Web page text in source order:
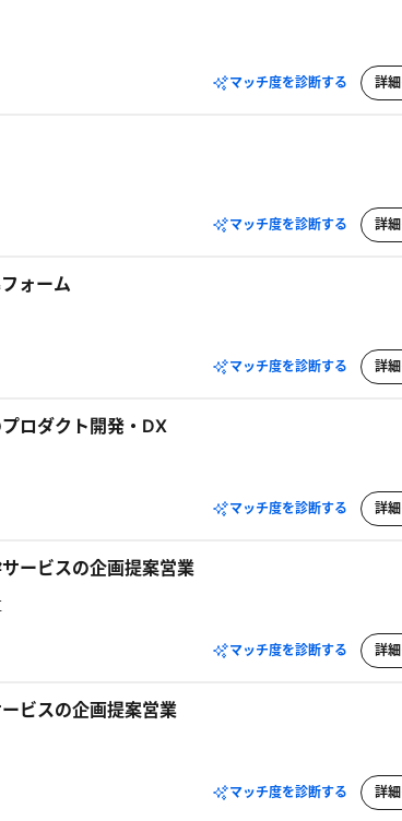
マッチ度を診断する 詳
マッチ度を診断する 詳
ォーム
マッチ度を診断する 詳
ロダクト開発・DX
マッチ度を診断する 詳
ービスの企画提案営業
マッチ度を診断する 詳
ビスの企画提案営業
マッチ度を診断する 詳